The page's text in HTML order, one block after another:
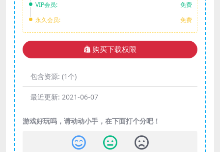
VIP会员:
免费
永久会员:
免费
购买下载权限
包含资源: (1个)
最近更新: 2021-06-07
游戏好玩吗，请动动小手，在下面打个分吧！